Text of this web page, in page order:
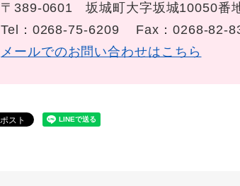
〒389-0601
坂城町大字坂城10050番
Tel：0268-75-6209
Fax：0268-82-
メールでのお問い合わせはこちら